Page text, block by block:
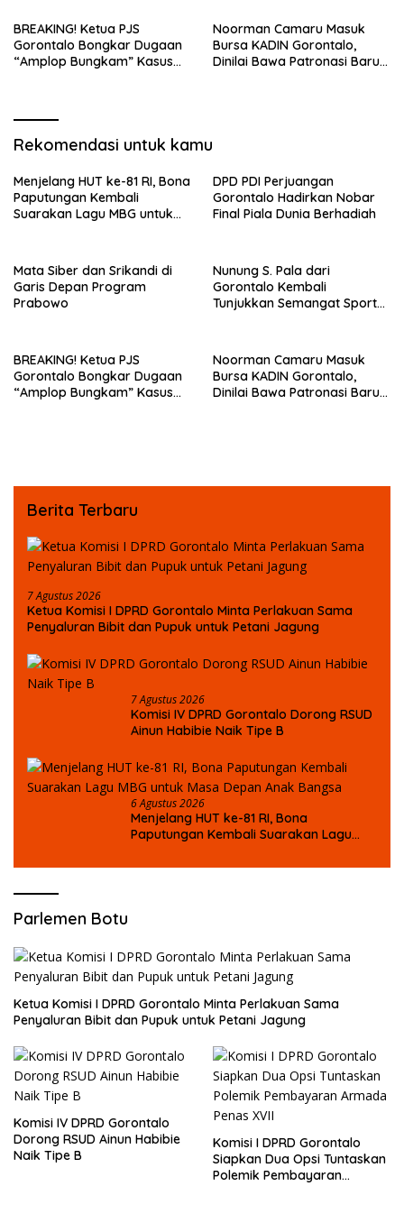
BREAKING! Ketua PJS
Gorontalo Bongkar Dugaan
“Amplop Bungkam” Kasus
Noorman Camaru Masuk
Bursa KADIN Gorontalo,
Dinilai Bawa Patronasi Baru
Rekomendasi untuk kamu
Menjelang HUT ke-81 RI, Bona
Paputungan Kembali
Suarakan Lagu MBG untuk
DPD PDI Perjuangan
Gorontalo Hadirkan Nobar
Final Piala Dunia Berhadiah
Mata Siber dan Srikandi di
Garis Depan Program
Prabowo
Nunung S. Pala dari
Gorontalo Kembali
Tunjukkan Semangat Sport
BREAKING! Ketua PJS
Gorontalo Bongkar Dugaan
“Amplop Bungkam” Kasus
Noorman Camaru Masuk
Bursa KADIN Gorontalo,
Dinilai Bawa Patronasi Baru
Berita Terbaru
7 Agustus 2026
Ketua Komisi I DPRD Gorontalo Minta Perlakuan Sama
Penyaluran Bibit dan Pupuk untuk Petani Jagung
7 Agustus 2026
Komisi IV DPRD Gorontalo Dorong RSUD
Ainun Habibie Naik Tipe B
6 Agustus 2026
Menjelang HUT ke-81 RI, Bona
Paputungan Kembali Suarakan Lagu
Parlemen Botu
Ketua Komisi I DPRD Gorontalo Minta Perlakuan Sama
Penyaluran Bibit dan Pupuk untuk Petani Jagung
Komisi IV DPRD Gorontalo
Dorong RSUD Ainun Habibie
Naik Tipe B
Komisi I DPRD Gorontalo
Siapkan Dua Opsi Tuntaskan
Polemik Pembayaran